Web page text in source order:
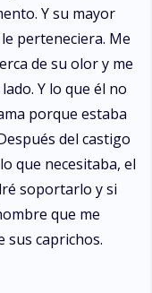
Y su mayor
perteneciera. Me
de su olor y me
Y lo que él no
porque estaba
del castigo
que necesitaba, el
soportarlo y si
que me
sus caprichos.